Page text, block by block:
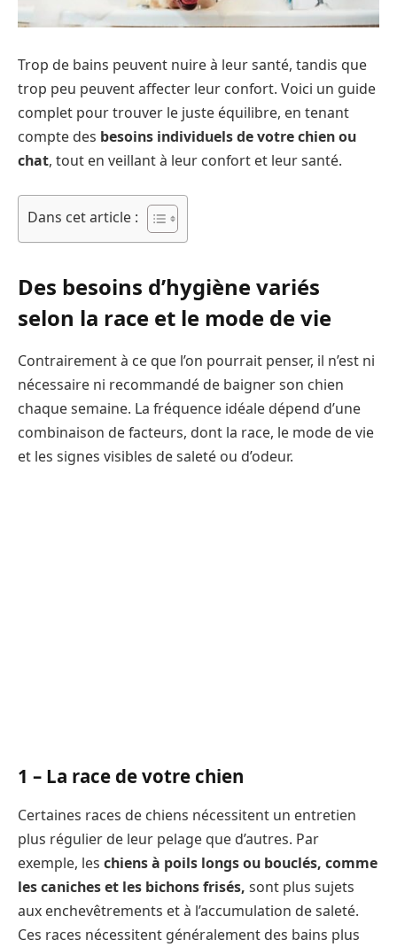
Trop de bains peuvent nuire à leur santé, tandis que
trop peu peuvent affecter leur confort. Voici un guide
complet pour trouver le juste équilibre, en tenant
compte des besoins individuels de votre chien ou
chat, tout en veillant à leur confort et leur santé.
Dans cet article :
Des besoins d’hygiène variés
selon la race et le mode de vie
Contrairement à ce que l’on pourrait penser, il n’est ni
nécessaire ni recommandé de baigner son chien
chaque semaine. La fréquence idéale dépend d’une
combinaison de facteurs, dont la race, le mode de vie
et les signes visibles de saleté ou d’odeur.
1 – La race de votre chien
Certaines races de chiens nécessitent un entretien
plus régulier de leur pelage que d’autres. Par
exemple, les chiens à poils longs ou bouclés, comme
les caniches et les bichons frisés, sont plus sujets
aux enchevêtrements et à l’accumulation de saleté.
Ces races nécessitent généralement des bains plus